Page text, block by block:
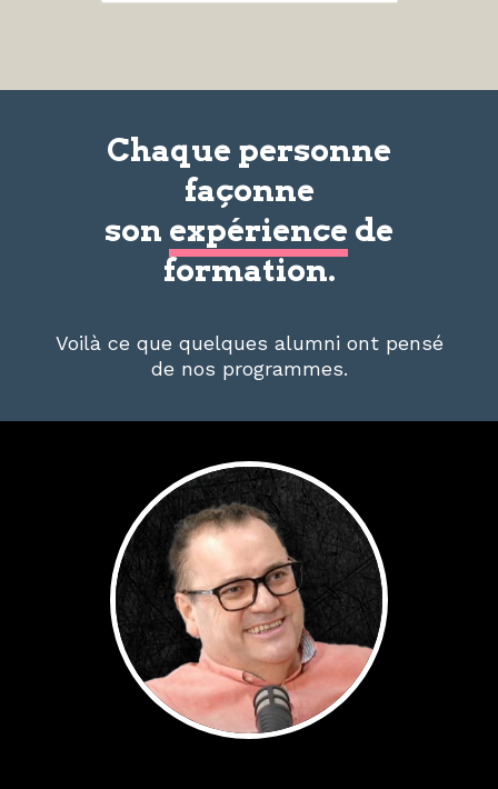
Chaque personne
façonne
son expérience de
formation.
Voilà ce que quelques alumni ont pensé
de nos programmes.